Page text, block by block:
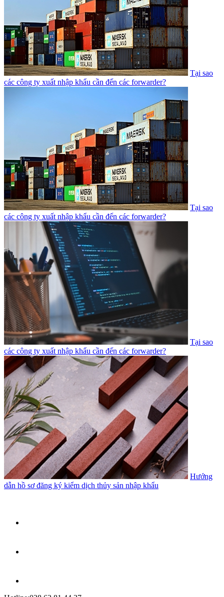
Tại sao
các công ty xuất nhập khẩu cần đến các forwarder?
Tại sao
các công ty xuất nhập khẩu cần đến các forwarder?
Tại sao
các công ty xuất nhập khẩu cần đến các forwarder?
Hướng
dẫn hồ sơ đăng ký kiểm dịch thủy sản nhập khẩu